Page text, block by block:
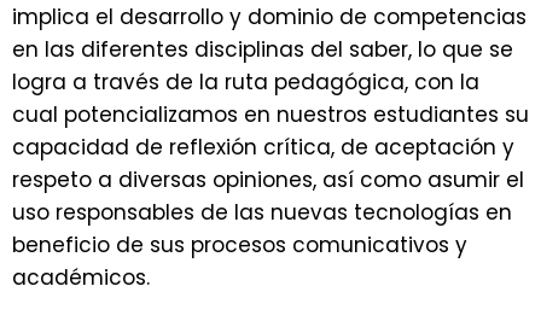
implica el desarrollo y dominio de competencias
en las diferentes disciplinas del saber, lo que se
logra a través de la ruta pedagógica, con la
cual potencializamos en nuestros estudiantes su
capacidad de reflexión crítica, de aceptación y
respeto a diversas opiniones, así como asumir el
uso responsables de las nuevas tecnologías en
beneficio de sus procesos comunicativos y
académicos.